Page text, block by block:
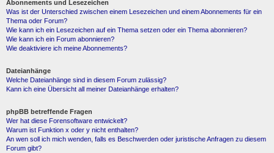
Abonnements und Lesezeichen
Was ist der Unterschied zwischen einem Lesezeichen und einem Abonnements für ein
Thema oder Forum?
Wie kann ich ein Lesezeichen auf ein Thema setzen oder ein Thema abonnieren?
Wie kann ich ein Forum abonnieren?
Wie deaktiviere ich meine Abonnements?
Dateianhänge
Welche Dateianhänge sind in diesem Forum zulässig?
Kann ich eine Übersicht all meiner Dateianhänge erhalten?
phpBB betreffende Fragen
Wer hat diese Forensoftware entwickelt?
Warum ist Funktion x oder y nicht enthalten?
An wen soll ich mich wenden, falls es Beschwerden oder juristische Anfragen zu diesem
Forum gibt?